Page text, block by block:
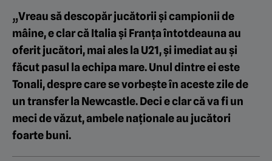
„Vreau să descopăr jucătorii și campionii de
mâine, e clar că Italia și Franța întotdeauna au
oferit jucători, mai ales la U21, și imediat au și
făcut pasul la echipa mare. Unul dintre ei este
Tonali, despre care se vorbește în aceste zile de
un transfer la Newcastle. Deci e clar că va fi un
meci de văzut, ambele naționale au jucători
foarte buni.